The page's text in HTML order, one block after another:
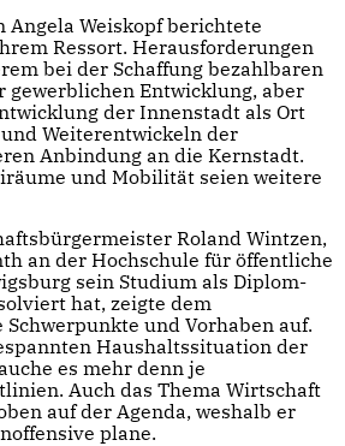
Weiskopf berichtete
Ressort. Herausforderungen
bei der Schaffung bezahlbaren
gewerblichen Entwicklung, aber
der Innenstadt als Ort
Weiterentwickeln der
Anbindung an die Kernstadt.
und Mobilität seien weitere
Roland Wintzen,
an der Hochschule für öffentliche
sein Studium als Diplom-
hat, zeigte dem
und Vorhaben auf.
Haushaltssituation der
es mehr denn je
Auch das Thema Wirtschaft
auf der Agenda, weshalb er
plane.